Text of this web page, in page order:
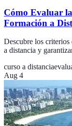
Cómo Evaluar
Formación a
Descubre los criterios
a distancia y
curso a distancia
Aug 4